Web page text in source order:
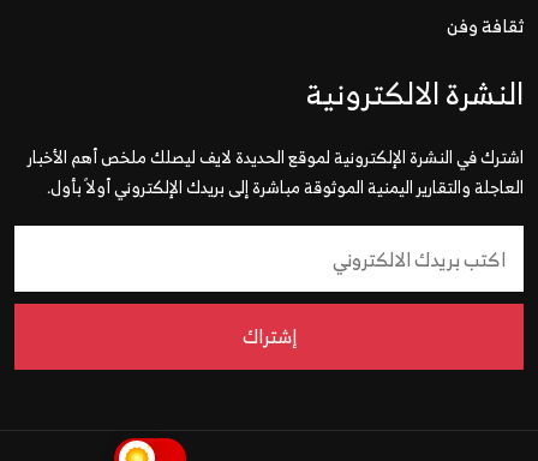
ثقافة وفن
النشرة الالكترونية
اشترك في النشرة الإلكترونية لموقع الحديدة لايف ليصلك ملخص أهم الأخبار
العاجلة والتقارير اليمنية الموثوقة مباشرة إلى بريدك الإلكتروني أولاً بأول.
إشتراك